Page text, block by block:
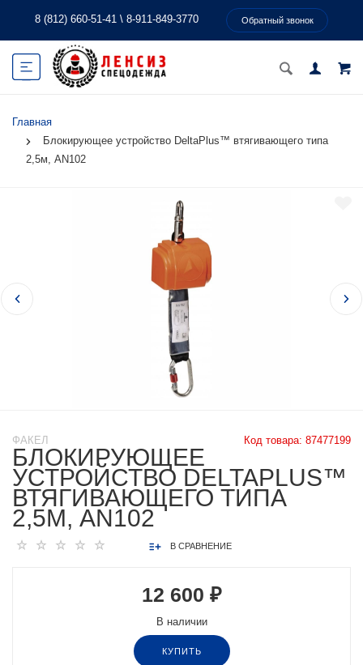
8 (812) 660-51-41 \ 8-911-849-3770 Обратный звонок
Главная
Блокирующее устройство DeltaPlus™ втягивающего типа
2,5м, AN102
Код товара: 87477199
ФАКЕЛ
БЛОКИРУЮЩЕЕ
УСТРОЙСТВО DELTAPLUS™
ВТЯГИВАЮЩЕГО ТИПА
2,5М, AN102
В СРАВНЕНИЕ
12 600 ₽
В наличии
КУПИТЬ